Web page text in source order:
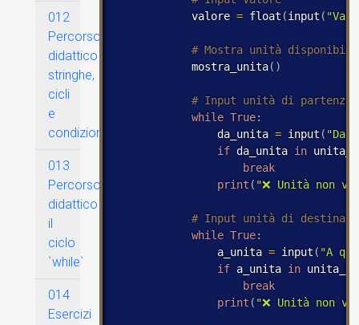
012
Percorso
didattico
stringhe,
cicli
e
condizioni
013
Percorso
didattico
il
ciclo
`while`
014
Esercizi
            valore
= float (input (
            mostra_unita
( )
while True:
                da_unita
= input ( "Da
if da_unita in
break
print ( "❌ Unità non
while True:
                a_unita
= input ( "A
if a_unita in
break
print ( "❌ Unità non